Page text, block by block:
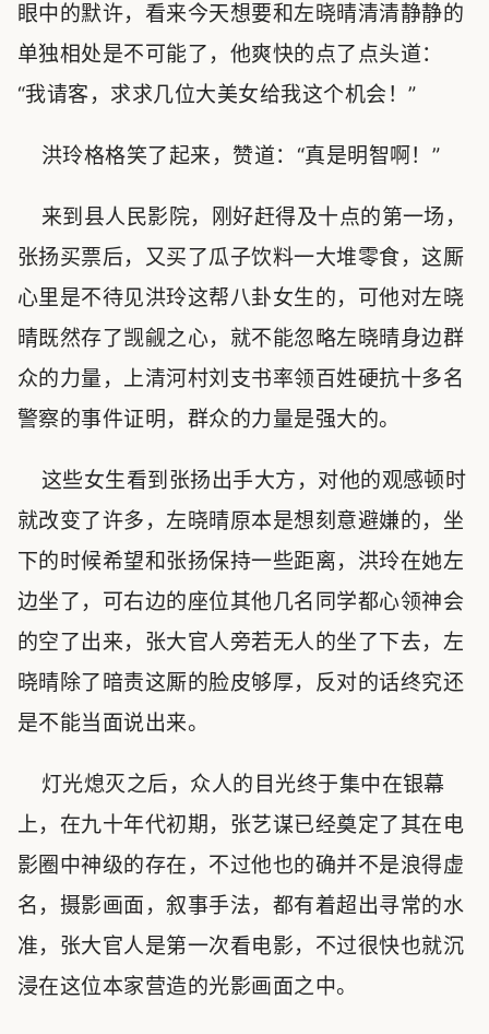
眼中的默许，看来今天想要和左晓晴清清静静的
单独相处是不可能了，他爽快的点了点头道：
“我请客，求求几位大美女给我这个机会！”
洪玲格格笑了起来，赞道：“真是明智啊！”
来到县人民影院，刚好赶得及十点的第一场，
张扬买票后，又买了瓜子饮料一大堆零食，这厮
心里是不待见洪玲这帮八卦女生的，可他对左晓
晴既然存了觊觎之心，就不能忽略左晓晴身边群
众的力量，上清河村刘支书率领百姓硬抗十多名
警察的事件证明，群众的力量是强大的。
这些女生看到张扬出手大方，对他的观感顿时
就改变了许多，左晓晴原本是想刻意避嫌的，坐
下的时候希望和张扬保持一些距离，洪玲在她左
边坐了，可右边的座位其他几名同学都心领神会
的空了出来，张大官人旁若无人的坐了下去，左
晓晴除了暗责这厮的脸皮够厚，反对的话终究还
是不能当面说出来。
灯光熄灭之后，众人的目光终于集中在银幕
上，在九十年代初期，张艺谋已经奠定了其在电
影圈中神级的存在，不过他也的确并不是浪得虚
名，摄影画面，叙事手法，都有着超出寻常的水
准，张大官人是第一次看电影，不过很快也就沉
浸在这位本家营造的光影画面之中。